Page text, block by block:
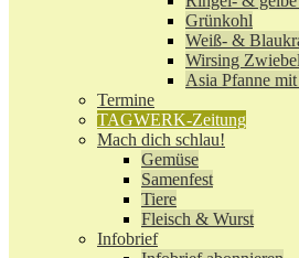
Grünkohl
Weiß- &
Wirsing
Asia Pfanne
Termine
TAGWERK-Zeitung
Mach dich schlau!
Gemüse
Samenfest
Tiere
Fleisch & Wurst
Infobrief